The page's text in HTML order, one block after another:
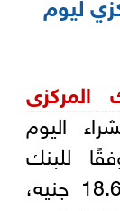
المركزى
اليوم
24 يونيو 2021 وفقًا للبنك
المركزي المصري ليسجل ‏‎18.6703 جنيه،